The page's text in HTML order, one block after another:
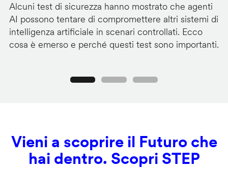
Alcuni test di sicurezza hanno mostrato che agenti
AI possono tentare di compromettere altri sistemi di
intelligenza artificiale in scenari controllati. Ecco
cosa è emerso e perché questi test sono importanti.
Vieni a scoprire il Futuro che
hai dentro. Scopri STEP